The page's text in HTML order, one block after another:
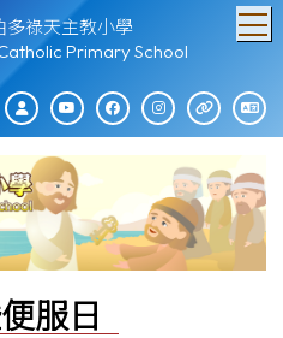
多祿天主教小學
Primary School
便服日